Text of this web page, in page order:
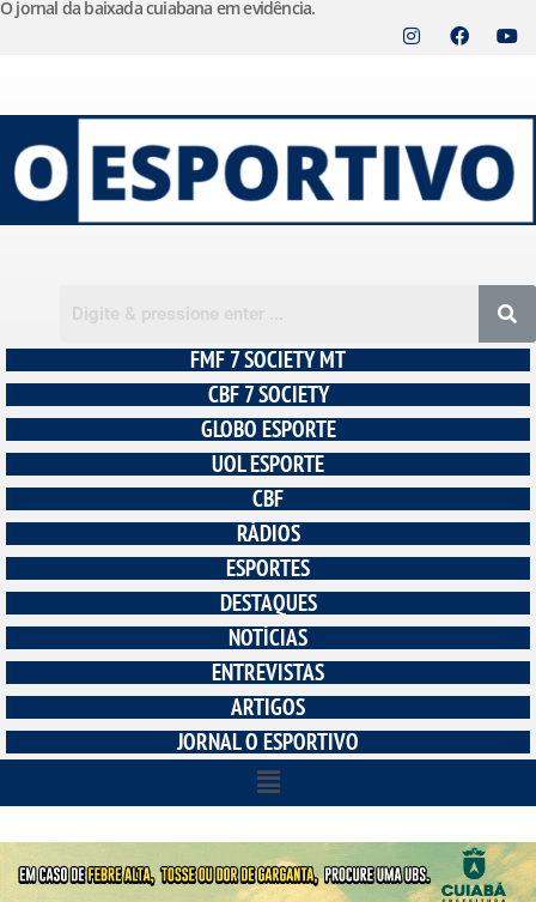
o
conteúdo
O jornal da baixada cuiabana em evidência.
FMF 7 SOCIETY MT
CBF 7 SOCIETY
GLOBO ESPORTE
UOL ESPORTE
CBF
RÁDIOS
ESPORTES
DESTAQUES
NOTÍCIAS
ENTREVISTAS
ARTIGOS
JORNAL O ESPORTIVO